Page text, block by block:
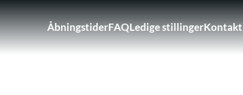
Brugerkontomenu
ÅbningstiderFAQLedige stillingerKontakt